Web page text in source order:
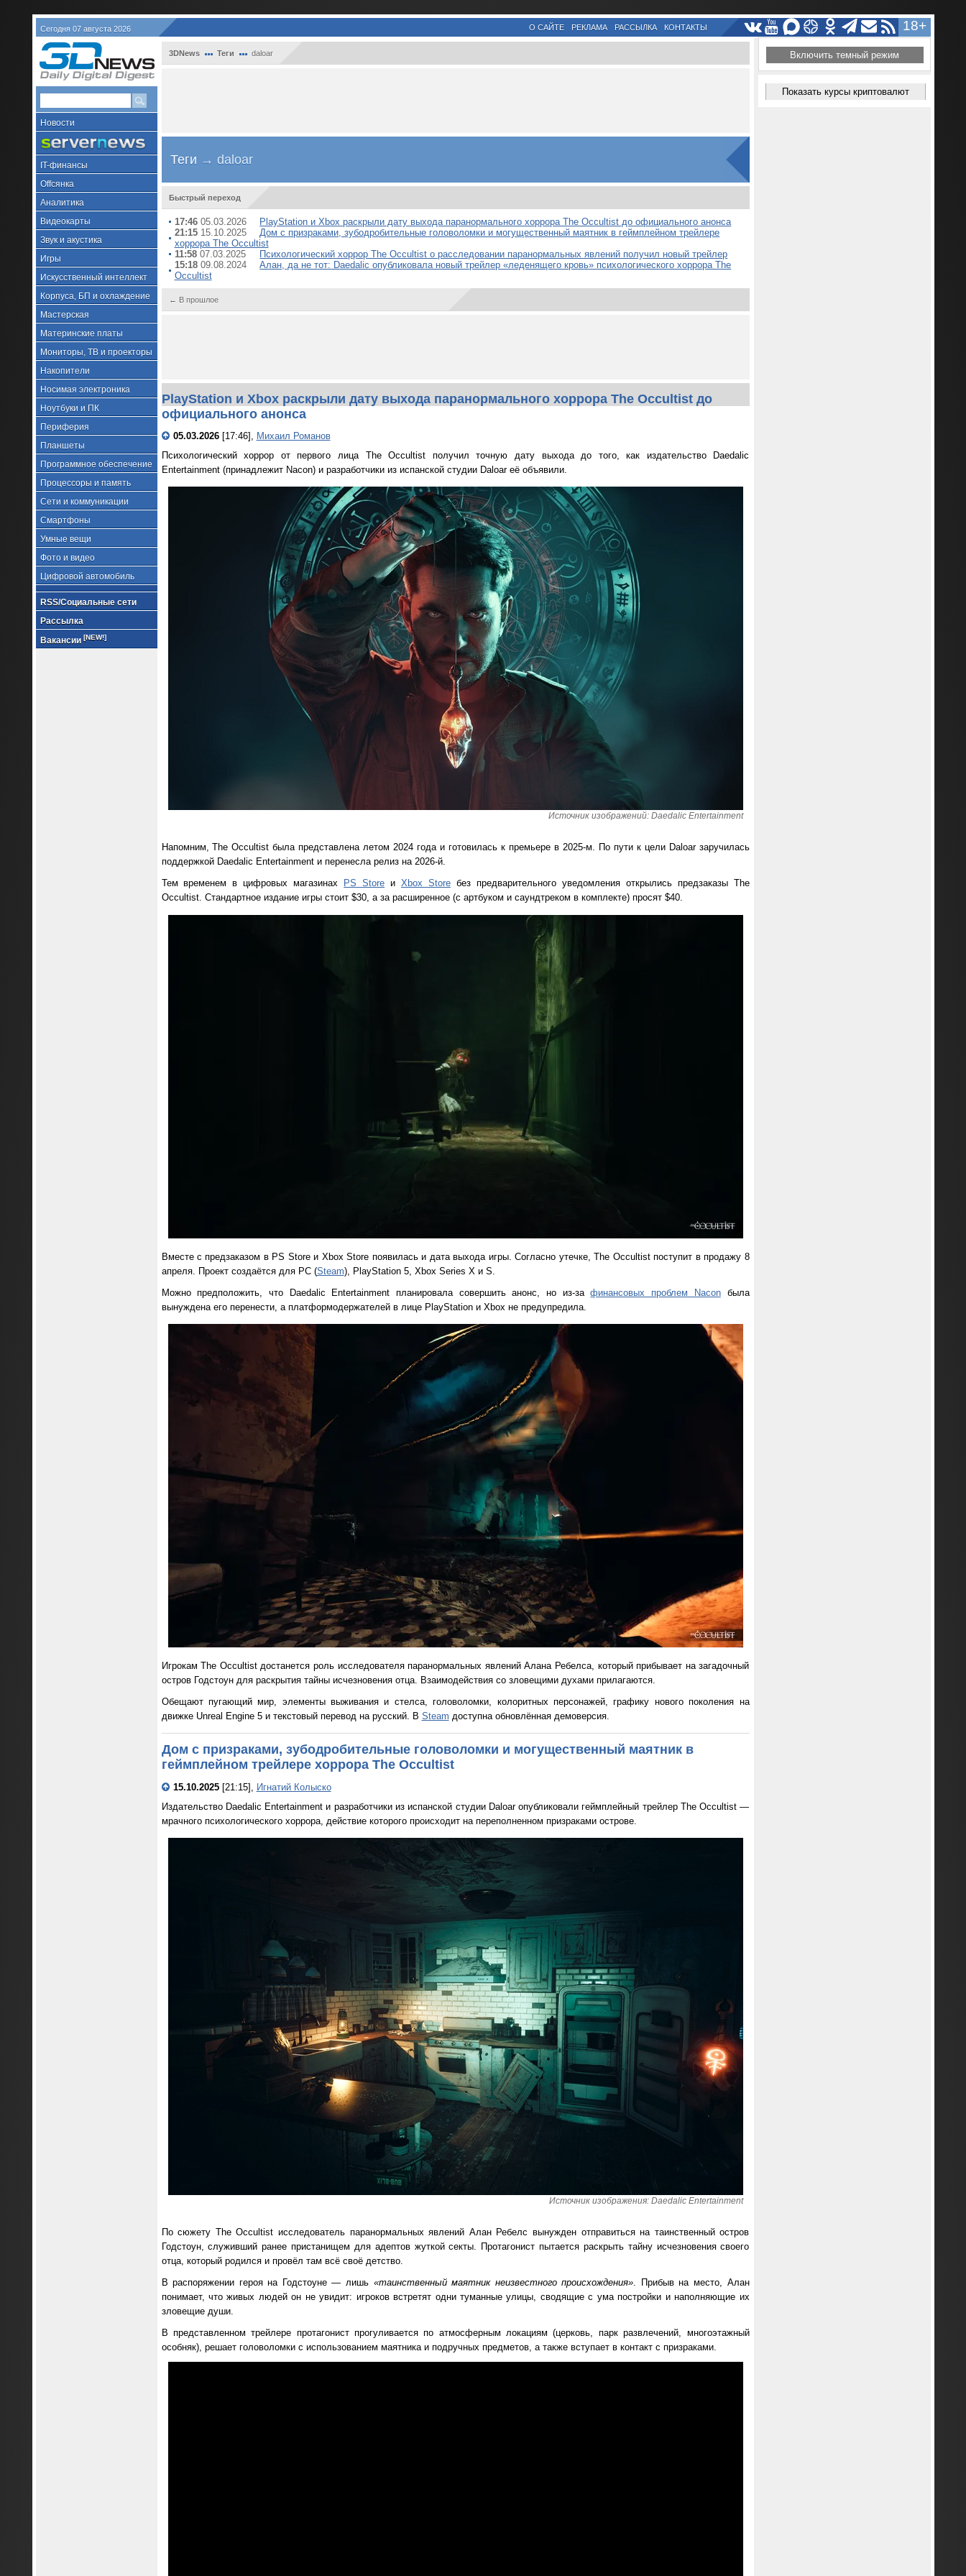
Сегодня 07 августа 2026 18+
О САЙТЕ РЕКЛАМА РАССЫЛКА КОНТАКТЫ
Новости
IT-финансы
Offсянка
Аналитика
Видеокарты
Звук и акустика
Игры
Искусственный интеллект
Корпуса, БП и охлаждение
Мастерская
Материнские платы
Мониторы, ТВ и проекторы
Накопители
Носимая электроника
Ноутбуки и ПК
Периферия
Планшеты
Программное обеспечение
Процессоры и память
Сети и коммуникации
Смартфоны
Умные вещи
Фото и видео
Цифровой автомобиль
RSS/Социальные сети
Рассылка
Вакансии [NEW!]
3DNews Теги daloar
Теги → daloar
Быстрый переход
17:4605.03.2026
PlayStation и Xbox раскрыли дату выхода паранормального хоррора The Occultist до официального анонса
21:1515.10.2025
Дом с призраками, зубодробительные головоломки и могущественный маятник в геймплейном трейлере
хоррора The Occultist
11:5807.03.2025
Психологический хоррор The Occultist о расследовании паранормальных явлений получил новый трейлер
15:1809.08.2024
Алан, да не тот: Daedalic опубликовала новый трейлер «леденящего кровь» психологического хоррора The
Occultist
← В прошлое
PlayStation и Xbox раскрыли дату выхода паранормального хоррора The Occultist до
официального анонса
05.03.2026[17:46], Михаил Романов
Психологический хоррор от первого лица The Occultist получил точную дату выхода до того, как издательство Daedalic
Entertainment (принадлежит Nacon) и разработчики из испанской студии Daloar её объявили.
Источник изображений: Daedalic Entertainment
Напомним, The Occultist была представлена летом 2024 года и готовилась к премьере в 2025-м. По пути к цели Daloar заручилась
поддержкой Daedalic Entertainment и перенесла релиз на 2026-й.
Тем временем в цифровых магазинах
PS Store и Xbox Storeбез предварительного уведомления открылись предзаказы The
Occultist. Стандартное издание игры стоит $30, а за расширенное (с артбуком и саундтреком в комплекте) просят $40.
Вместе с предзаказом в PS Store и Xbox Store появилась и дата выхода игры. Согласно утечке, The Occultist поступит в продажу 8
апреля. Проект создаётся для PC (Steam), PlayStation 5, Xbox Series X и S.
Можно предположить, что Daedalic Entertainment планировала совершить анонс, но из-зафинансовых проблем Naconбыла
вынуждена его перенести, а платформодержателей в лице PlayStation и Xbox не предупредила.
Игрокам The Occultist достанется роль исследователя паранормальных явлений Алана Ребелса, который прибывает на загадочный
остров Годстоун для раскрытия тайны исчезновения отца. Взаимодействия со зловещими духами прилагаются.
Обещают пугающий мир, элементы выживания и стелса, головоломки, колоритных персонажей, графику нового поколения на
движке Unreal Engine 5 и текстовый перевод на русский. В Steam доступна обновлённая демоверсия.
Дом с призраками, зубодробительные головоломки и могущественный маятник в
геймплейном трейлере хоррора The Occultist
15.10.2025[21:15], Игнатий Колыско
Издательство Daedalic Entertainment и разработчики из испанской студии Daloar опубликовали геймплейный трейлер The Occultist —
мрачного психологического хоррора, действие которого происходит на переполненном призраками острове.
Источник изображения: Daedalic Entertainment
По сюжету The Occultist исследователь паранормальных явлений Алан Ребелс вынужден отправиться на таинственный остров
Годстоун, служивший ранее пристанищем для адептов жуткой секты. Протагонист пытается раскрыть тайну исчезновения своего
отца, который родился и провёл там всё своё детство.
В распоряжении героя на Годстоуне — лишь «таинственный маятник неизвестного происхождения» . Прибыв на место, Алан
понимает, что живых людей он не увидит: игроков встретят одни туманные улицы, сводящие с ума постройки и наполняющие их
зловещие души.
В представленном трейлере протагонист прогуливается по атмосферным локациям (церковь, парк развлечений, многоэтажный
особняк), решает головоломки с использованием маятника и подручных предметов, а также вступает в контакт с призраками.
Включить темный режим
Показать курсы криптовалют